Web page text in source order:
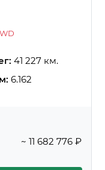
41 227 км.
6.162
~ 11 682 776 ₽